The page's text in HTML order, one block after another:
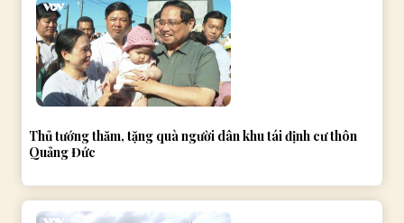
Thủ tướng thăm, tặng quà người dân khu tái định cư thôn
Quảng Đức